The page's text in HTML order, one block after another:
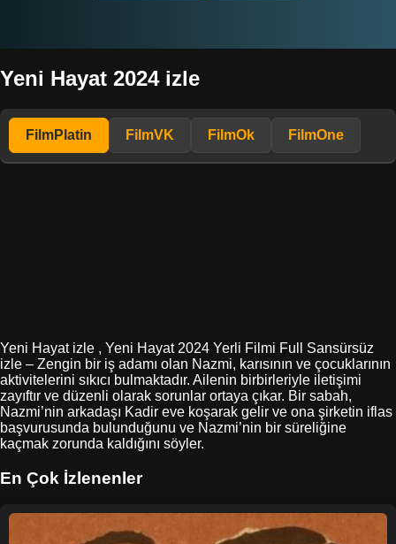
Yeni Hayat 2024 izle
FilmPlatin FilmVK FilmOk FilmOne
Yeni Hayat izle , Yeni Hayat 2024 Yerli Filmi Full Sansürsüz
izle – Zengin bir iş adamı olan Nazmi, karısının ve çocuklarının
aktivitelerini sıkıcı bulmaktadır. Ailenin birbirleriyle iletişimi
zayıftır ve düzenli olarak sorunlar ortaya çıkar. Bir sabah,
Nazmi’nin arkadaşı Kadir eve koşarak gelir ve ona şirketin iflas
başvurusunda bulunduğunu ve Nazmi’nin bir süreliğine
kaçmak zorunda kaldığını söyler.
En Çok İzlenenler